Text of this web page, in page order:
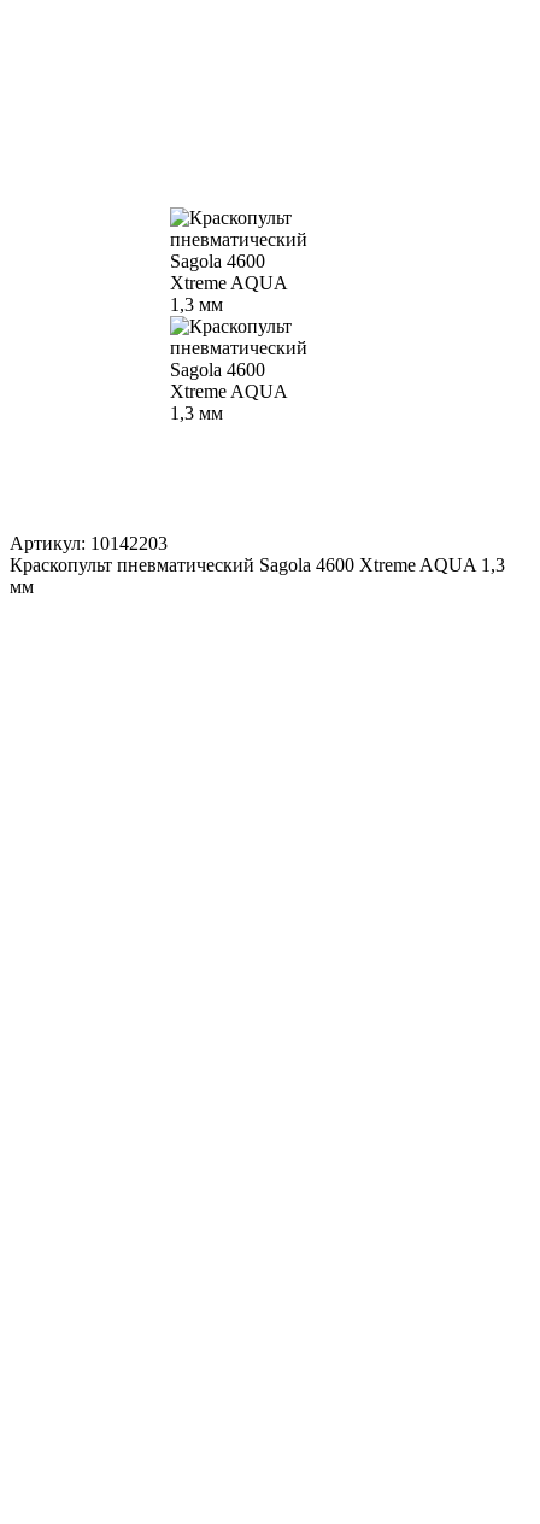
Артикул: 10142203
Краскопульт пневматический Sagola 4600 Xtreme AQUA 1,3
мм